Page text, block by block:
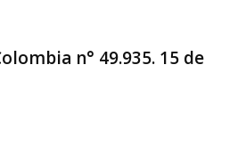
n° 49.935. 15 de